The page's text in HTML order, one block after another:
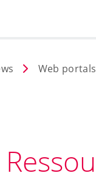
Web portals